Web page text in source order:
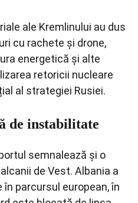
ale Kremlinului au dus
cu rachete și drone,
energetică și alte
retoricii nucleare
al strategiei Rusiei.
de instabilitate
semnalează și o
de Vest. Albania a
parcursul european, în